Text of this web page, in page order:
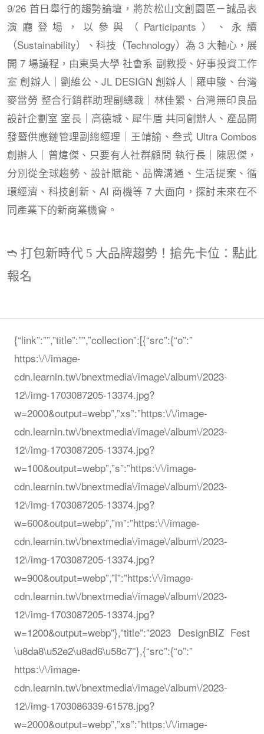
9/26 首日舉行的趨勢論壇，將於松山文創園區－誠品表
演廳登場，以參與（Participants）、永續
（Sustainability）、科技（Technology）為 3 大軸心，展
開 7 場議程，由東吳大學 社會系 副教授、好事投資工作
室 創辦人｜劉維公、JL DESIGN 創辦人｜羅申駿、台灣
麥當勞 整合行銷群助理副總裁｜林佳縈、台灣無印良品
設計企劃室 室長｜高德城、犀牛盾 共同創辦人、產品開
發暨供應鏈管理副總經理｜王靖諭、叁式 Ultra Combos
創辦人｜曾煒傑、只要有人社群顧問 執行長｜陳思傑，
分別從全球趨勢、設計賦能、品牌溝通、生活提案、循
環經濟、科技創新、AI 商機等 7 大面向，探討未來在不
同產業下的新商業機會。
➬ 打包新時代 5 大品牌趨勢！搶先卡位：點此
報名
{“link”:””,”title”:””,”collection”:[{“src”:{“o”:”
https:\/\/image-
cdn.learnin.tw\/bnextmedia\/image\/album\/2023-
12\/img-1703087205-13374.jpg?
w=2000&output=webp”,”xs”:”https:\/\/image-
cdn.learnin.tw\/bnextmedia\/image\/album\/2023-
12\/img-1703087205-13374.jpg?
w=100&output=webp”,”s”:”https:\/\/image-
cdn.learnin.tw\/bnextmedia\/image\/album\/2023-
12\/img-1703087205-13374.jpg?
w=600&output=webp”,”m”:”https:\/\/image-
cdn.learnin.tw\/bnextmedia\/image\/album\/2023-
12\/img-1703087205-13374.jpg?
w=900&output=webp”,”l”:”https:\/\/image-
cdn.learnin.tw\/bnextmedia\/image\/album\/2023-
12\/img-1703087205-13374.jpg?
w=1200&output=webp”},”title”:”2023 DesignBIZ Fest
\u8da8\u52e2\u8ad6\u58c7″},{“src”:{“o”:”
https:\/\/image-
cdn.learnin.tw\/bnextmedia\/image\/album\/2023-
12\/img-1703086339-61578.jpg?
w=2000&output=webp”,”xs”:”https:\/\/image-